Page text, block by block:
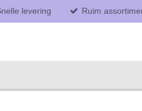
levering Ruim